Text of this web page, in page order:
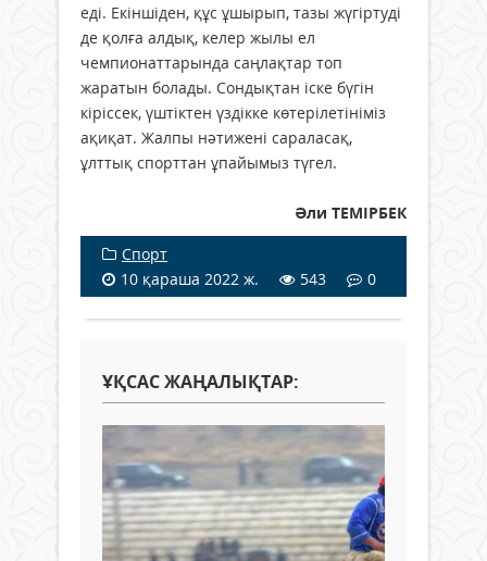
еді. Екіншіден, құс ұшырып, тазы жүгіртуді
де қолға алдық, келер жылы ел
чемпионаттарында саңлақтар топ
жаратын болады. Сондықтан іске бүгін
кіріссек, үштіктен үздікке көтерілетініміз
ақиқат. Жалпы нәтижені сараласақ,
ұлттық спорттан ұпайымыз түгел.
Әли ТЕМІРБЕК
Спорт
10 қараша 2022 ж.
543 0
ҰҚСАС ЖАҢАЛЫҚТАР: